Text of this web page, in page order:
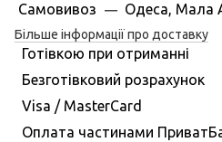
Самовивоз
— Одеса, Мала
Більше інформації про доставку
Готівкою при отриманні
Безготівковий розрахунок
Visa / MasterCard
Оплата частинами